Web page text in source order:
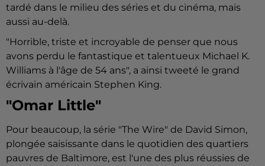
tardé dans le milieu des séries et du cinéma, mais
aussi au-delà.
"Horrible, triste et incroyable de penser que nous
avons perdu le fantastique et talentueux Michael K.
Williams à l'âge de 54 ans", a ainsi tweeté le grand
écrivain américain Stephen King.
"Omar Little"
Pour beaucoup, la série "The Wire" de David Simon,
plongée saisissante dans le quotidien des quartiers
pauvres de Baltimore, est l'une des plus réussies de